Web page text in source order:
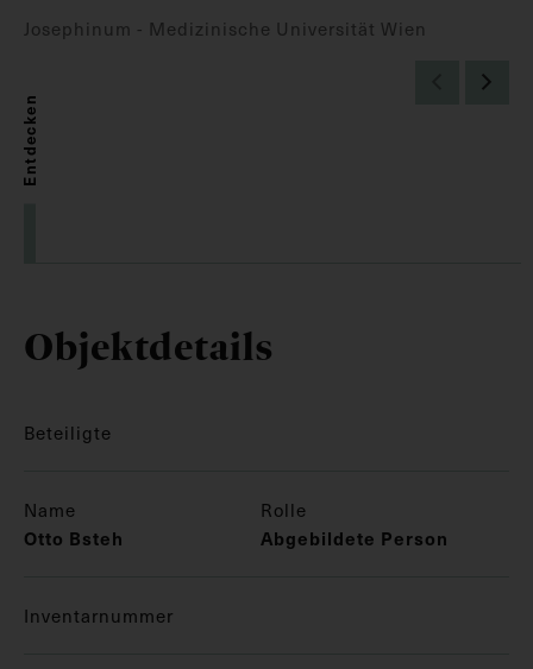
Josephinum - Medizinische Universität Wien
Entdecken
Objektdetails
Beteiligte
Name Rolle
Otto Bsteh Abgebildete Person
Inventarnummer